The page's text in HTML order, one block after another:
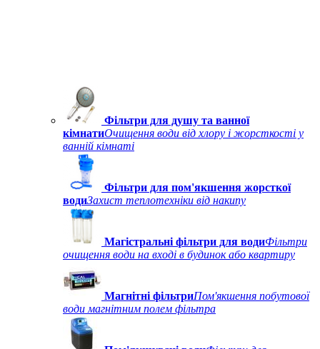
Фільтри для душу та ванної
кімнатиОчищення води від хлору і жорсткості у
ванній кімнаті
Фільтри для пом'якшення жорсткої
водиЗахист теплотехніки від накипу
Магістральні фільтри для водиФільтри
очищення води на вході в будинок або квартиру
Магнітні фільтриПом'якшення побутової
води магнітним полем фільтра